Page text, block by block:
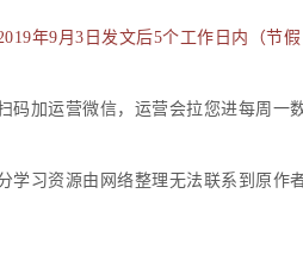
年9月3日发文后5个工作日内（节
码加运营微信，运营会拉您进每周一
学习资源由网络整理无法联系到原作